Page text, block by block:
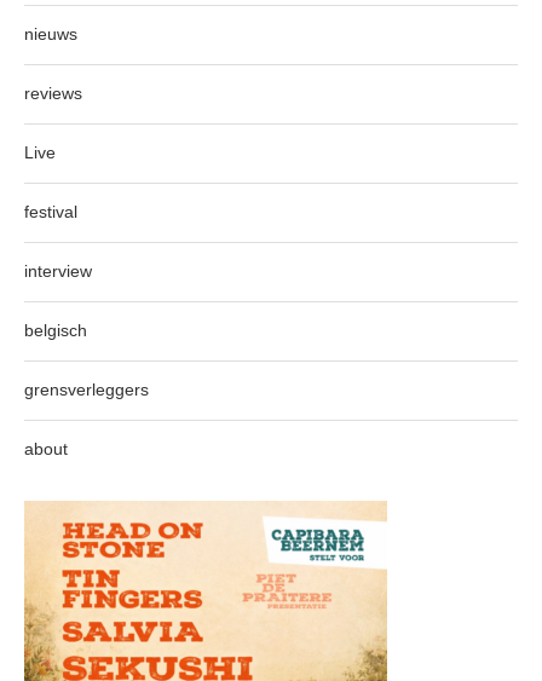
nieuws
reviews
Live
festival
interview
belgisch
grensverleggers
about